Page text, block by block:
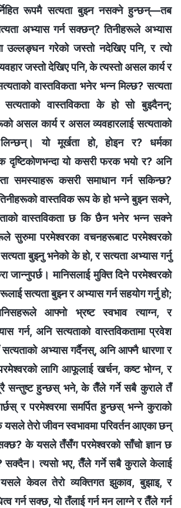
रूपमै सत्यता बुझ्‍न नसक्‍ने हुन्छन्—तब
अभ्यास गर्न सक्छन्? तिनीहरूले अभ्यास
उल्‍लङ्घन गरेको जस्तो नदेखिए पनि, र त्यो
जस्तो देखिए पनि, के त्यस्तो असल कार्य र
वास्तविकता भनेर भन्‍न मिल्छ? सत्यता
वास्तविकता के हो सो बुझ्दैनन्;
असल कार्य र असल व्यवहारलाई सत्यताको
यो मूर्खता हो, होइन र? धर्मका
दृष्टिकोणभन्दा यो कसरी फरक भयो र? अनि
समस्याहरू कसरी समाधान गर्न सकिन्छ?
वास्तविक रूप के हो भन्‍ने बुझ्‍न सक्‍ने,
वास्तविकता छ कि छैन भनेर भन्‍न सक्‍ने
सुरुमा परमेश्‍वरका वचनहरूबाट परमेश्‍वरको
बुझ्‍नु भनेको के हो, र सत्यता अभ्यास गर्नु
जान्‍नुपर्छ। मानिसलाई मुक्ति दिने परमेश्‍वरको
सत्यता बुझ्‍न र अभ्यास गर्न सहयोग गर्नु हो;
आफ्‍नो भ्रष्ट स्वभाव त्याग्‍न, र
गर्न, अनि सत्यताको वास्तविकतामा प्रवेश
अभ्यास गर्दैनस्, अनि आफ्‍नै धारणा र
लागि आफूलाई खर्चन, कष्ट भोग्‍न, र
सन्तुष्ट हुन्छस् भने, के तैँले गर्ने सबै कुराले तँ
र परमेश्‍वरमा समर्पित हुन्छस् भन्‍ने कुराको
यसले तेरो जीवन स्वभावमा परिवर्तन आएका छन्
सक्छ? के यसले तँसँग परमेश्‍वरको साँचो ज्ञान छ
त्यसो भए, तैँले गर्ने सबै कुराले केलाई
यसले केवल तेरो व्यक्तिगत झुकाव, बुझाइ, र
गर्न सक्छ, यो तँलाई गर्न मन लाग्‍ने र तैँले गर्न